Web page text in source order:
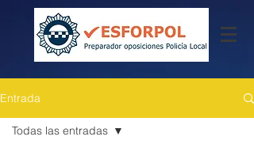
Entrada
Todas las entradas